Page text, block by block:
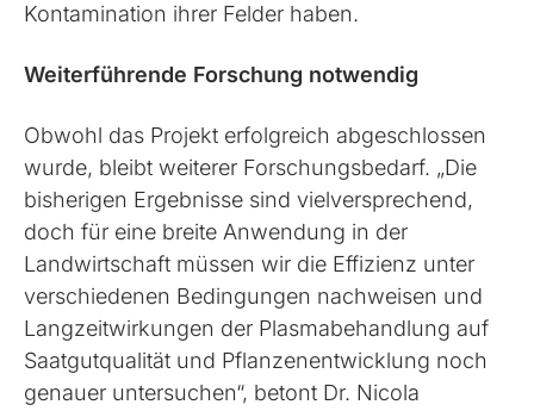
Kontamination ihrer Felder haben.
Weiterführende Forschung notwendig
Obwohl das Projekt erfolgreich abgeschlossen
wurde, bleibt weiterer Forschungsbedarf. „Die
bisherigen Ergebnisse sind vielversprechend,
doch für eine breite Anwendung in der
Landwirtschaft müssen wir die Effizienz unter
verschiedenen Bedingungen nachweisen und
Langzeitwirkungen der Plasmabehandlung auf
Saatgutqualität und Pflanzenentwicklung noch
genauer untersuchen“, betont Dr. Nicola